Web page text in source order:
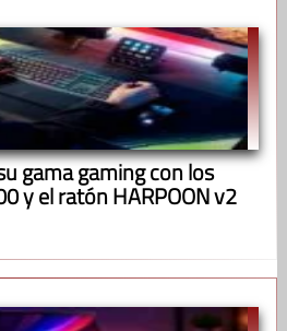
gama gaming con los
y el ratón HARPOON v2